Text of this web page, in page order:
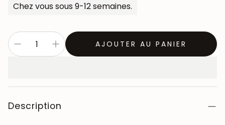
Chez vous sous 9-12 semaines.
AJOUTER AU PANIER
Description